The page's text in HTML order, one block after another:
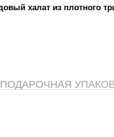
халат из плотного
ПОДАРОЧНАЯ